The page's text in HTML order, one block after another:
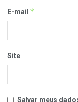
E-mail *
Site
Salvar meus